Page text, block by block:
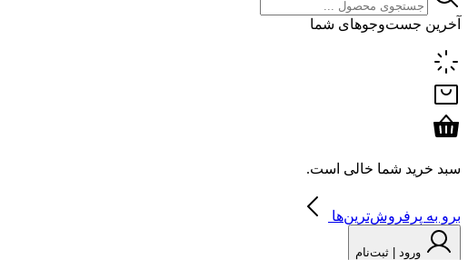
آخرین جست‌وجوهای شما
سبد خرید شما خالی است.
برو به پرفروش‌ترین‌ها
ورود | ثبت‌نام